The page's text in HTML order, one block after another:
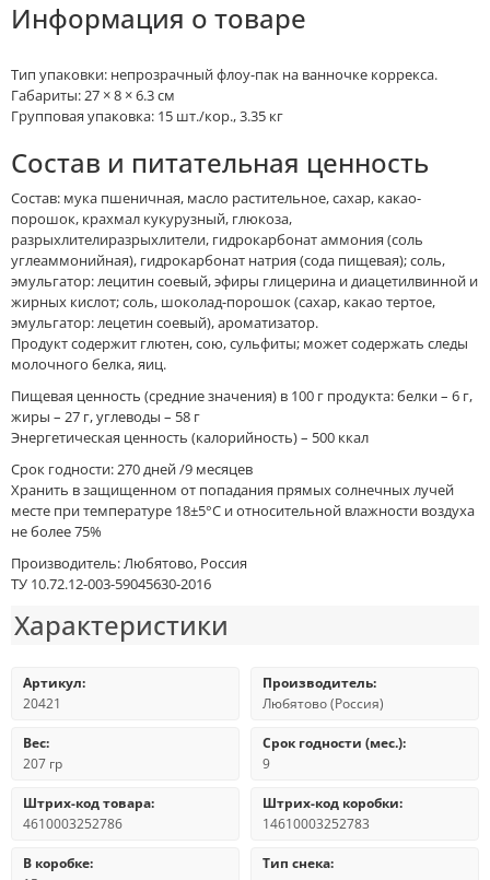
Информация о товаре
Тип упаковки: непрозрачный флоу-пак на ванночке коррекса.
Габариты: 27 × 8 × 6.3 см
Групповая упаковка: 15 шт./кор., 3.35 кг
Состав и питательная ценность
Состав: мука пшеничная, масло растительное, сахар, какао-
порошок, крахмал кукурузный, глюкоза,
разрыхлителиразрыхлители, гидрокарбонат аммония (соль
углеаммонийная), гидрокарбонат натрия (сода пищевая); соль,
эмульгатор: лецитин соевый, эфиры глицерина и диацетилвинной и
жирных кислот; соль, шоколад-порошок (сахар, какао тертое,
эмульгатор: лецетин соевый), ароматизатор.
Продукт содержит глютен, сою, сульфиты; может содержать следы
молочного белка, яиц.
Пищевая ценность (средние значения) в 100 г продукта: белки – 6 г,
жиры – 27 г, углеводы – 58 г
Энергетическая ценность (калорийность) – 500 ккал
Срок годности: 270 дней /9 месяцев
Хранить в защищенном от попадания прямых солнечных лучей
месте при температуре 18±5°C и относительной влажности воздуха
не более 75%
Производитель: Любятово, Россия
ТУ 10.72.12-003-59045630-2016
Характеристики
Артикул:
20421
Производитель:
Любятово (Россия)
Вес:
207 гр
Срок годности (мес.):
9
Штрих-код товара:
4610003252786
Штрих-код коробки:
14610003252783
В коробке:
Тип снека: